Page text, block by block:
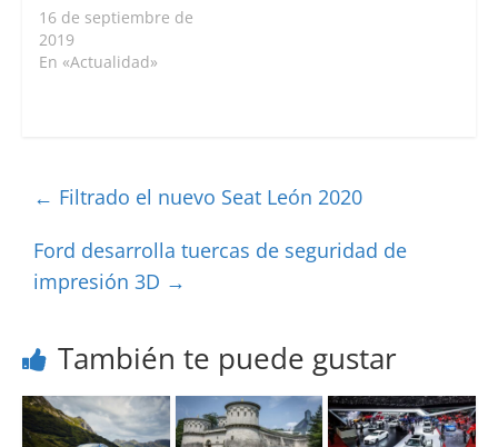
16 de septiembre de
2019
En «Actualidad»
← Filtrado el nuevo Seat León 2020
Ford desarrolla tuercas de seguridad de
impresión 3D →
También te puede gustar